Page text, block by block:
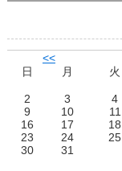
<<
日
月 火
2
3 4
9
10 11
16
17 18
23
24 25
30
31